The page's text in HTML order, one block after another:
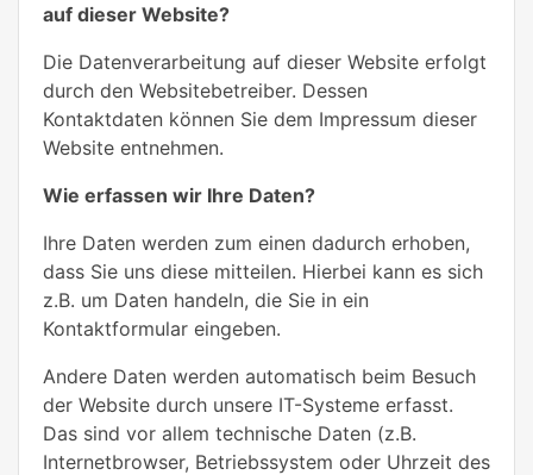
auf dieser Website?
Die Datenverarbeitung auf dieser Website erfolgt
durch den Websitebetreiber. Dessen
Kontaktdaten können Sie dem Impressum dieser
Website entnehmen.
Wie erfassen wir Ihre Daten?
Ihre Daten werden zum einen dadurch erhoben,
dass Sie uns diese mitteilen. Hierbei kann es sich
z.B. um Daten handeln, die Sie in ein
Kontaktformular eingeben.
Andere Daten werden automatisch beim Besuch
der Website durch unsere IT-Systeme erfasst.
Das sind vor allem technische Daten (z.B.
Internetbrowser, Betriebssystem oder Uhrzeit des